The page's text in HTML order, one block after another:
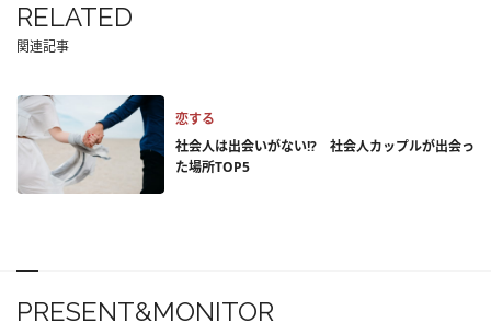
RELATED
関連記事
恋する
社会人は出会いがない!? 社会人カップルが出会っ
た場所TOP5
PRESENT&MONITOR